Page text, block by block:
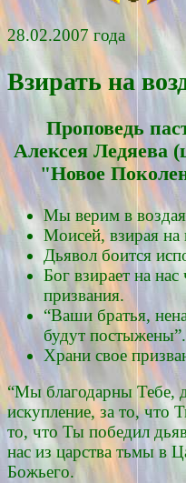
28.02.2007 года
Взирать на
Проповедь
Алексея Ледяевa
"Новое
Мы верим в
Моисей, взирая на
Дьявол боится
Бог взирает на
призвания.
“Ваши братья,
будут постыжены”.
Храни свое
“Мы благодарны Тебе,
искупление, за то, что
то, что Ты победил
нас из царства тьмы в
Божьего.